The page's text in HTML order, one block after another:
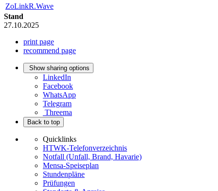
ZoLinkR.Wave
Stand
27.10.2025
print page
recommend page
Show sharing options
LinkedIn
Facebook
WhatsApp
Telegram
Threema
Back to top
Quicklinks
HTWK-Telefonverzeichnis
Notfall (Unfall, Brand, Havarie)
Mensa-Speiseplan
Stundenpläne
Prüfungen